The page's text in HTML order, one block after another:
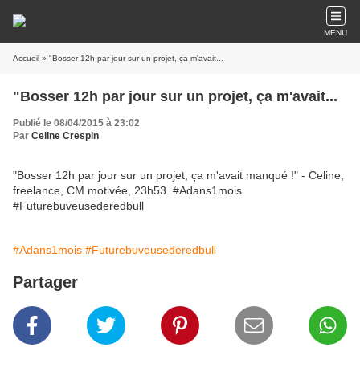
MENU
Accueil » "Bosser 12h par jour sur un projet, ça m'avait...
"Bosser 12h par jour sur un projet, ça m'avait...
Publié le 08/04/2015 à 23:02
Par Celine Crespin
"Bosser 12h par jour sur un projet, ça m'avait manqué !" - Celine,
freelance, CM motivée, 23h53. #Adans1mois
#Futurebuveusederedbull
#Adans1mois #Futurebuveusederedbull
Partager